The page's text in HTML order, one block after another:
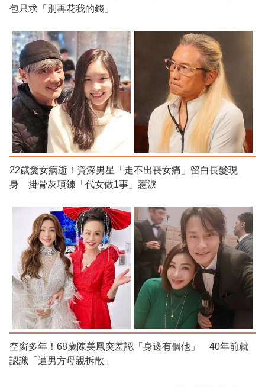
包只求「別再花我的錢」
22歲愛女病逝！資深男星「走不出喪女痛」留白長髮現
身 掛骨灰項鍊「代女做1事」惹淚
空窗多年！68歲陳美鳳突羞認「身邊有個他」 40年前就
認識「遭男方母親拆散」